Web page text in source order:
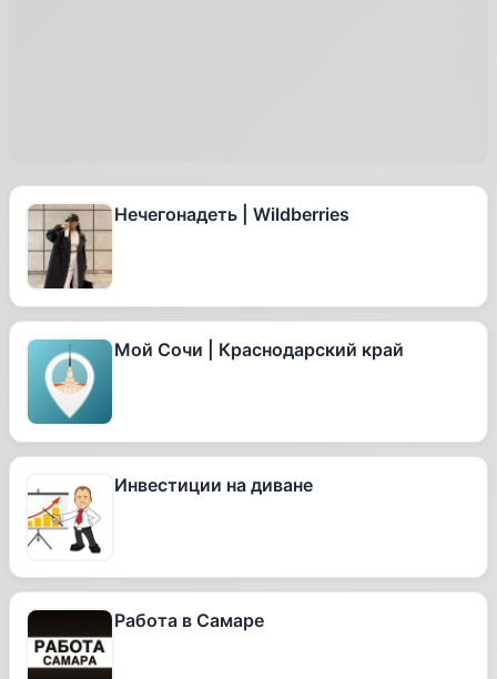
Нечегонадеть | Wildberries
Мой Сочи | Краснодарский край
Инвестиции на диване
Работа в Самаре